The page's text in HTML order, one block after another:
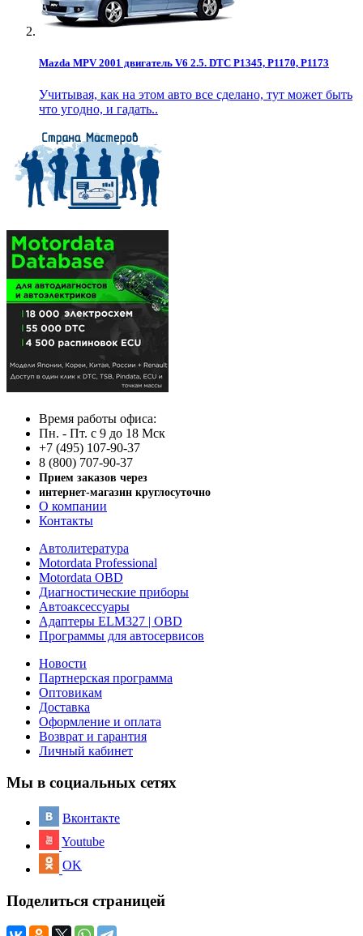
Mazda MPV 2001 двигатель V6 2.5. DTC P1345, P1170, P1173
Учитывая, как на этом авто все сделано, тут может быть
что угодно, и гадать..
Время работы офиса:
Пн. - Пт. с 9 до 18 Мск
+7 (495) 107-90-37
8 (800) 707-90-37
Прием заказов через
интернет-магазин круглосуточно
О компании
Контакты
Автолитература
Motordata Professional
Motordata OBD
Диагностические приборы
Автоаксессуары
Адаптеры ELM327 | OBD
Программы для автосервисов
Новости
Партнерская программа
Оптовикам
Доставка
Оформление и оплата
Возврат и гарантия
Личный кабинет
Мы в социальных сетях
Вконтакте
Youtube
OK
Поделиться страницей